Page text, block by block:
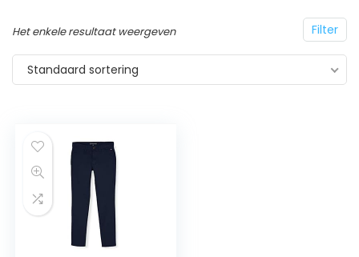
Filter
Het enkele resultaat weergeven
Standaard sortering